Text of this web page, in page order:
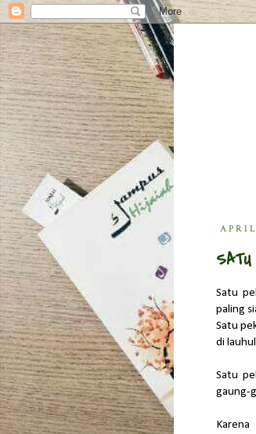
Satu
paling
Satu
di
Satu
gaung-